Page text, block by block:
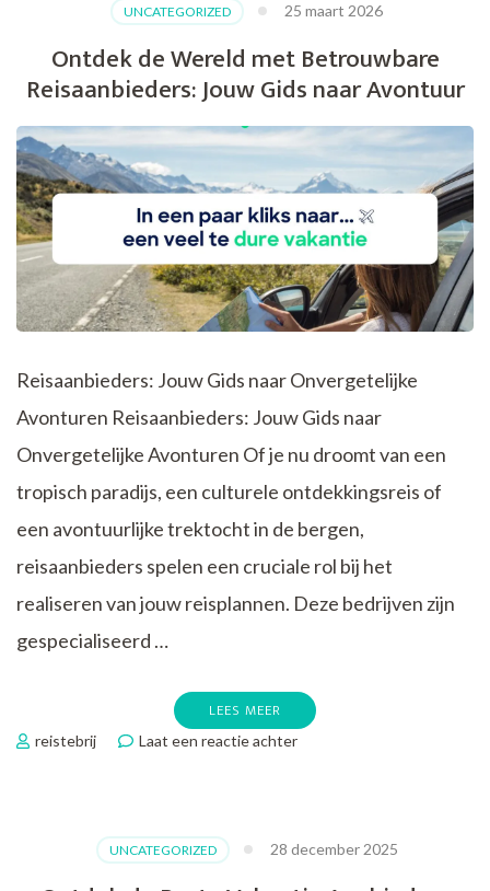
Online
Literatuur
binnen
UNCATEGORIZED 25 maart 2026
Ontdek de Wereld met Betrouwbare
Reisaanbieders: Jouw Gids naar Avontuur
Reisaanbieders: Jouw Gids naar Onvergetelijke
Avonturen Reisaanbieders: Jouw Gids naar
Onvergetelijke Avonturen Of je nu droomt van een
tropisch paradijs, een culturele ontdekkingsreis of
een avontuurlijke trektocht in de bergen,
reisaanbieders spelen een cruciale rol bij het
realiseren van jouw reisplannen. Deze bedrijven zijn
gespecialiseerd …
LEES MEER
reistebrij Laat een reactie achterop
Betrouwbare
UNCATEGORIZED 28 december 2025